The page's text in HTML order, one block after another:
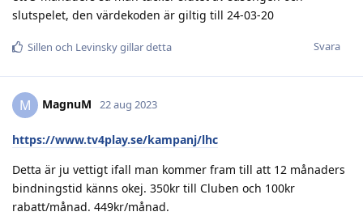
slutspelet, den värdekoden är giltig till 24-03-20
Svara
Sillen och Levinskygillar detta
M MagnuM 22 aug 2023
https://www.tv4play.se/kampanj/lhc
Detta är ju vettigt ifall man kommer fram till att 12 månaders
bindningstid känns okej. 350kr till Cluben och 100kr
rabatt/månad. 449kr/månad.